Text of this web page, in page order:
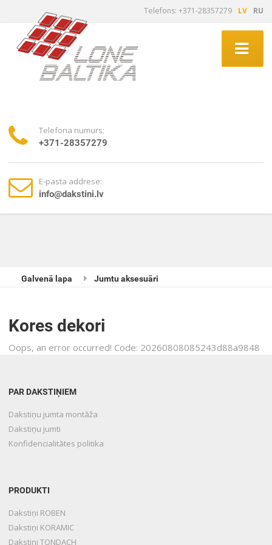
Telefons: +371-28357279 LV RU
Telefona numurs:
+371-28357279
E-pasta addrese:
info@dakstini.lv
Galvenā lapa Jumtu aksesuāri
Kores dekori
Oops, an error occurred! Code: 20260808085243d88a9848
PAR DAKSTIŅIEM
Dakstiņu jumta montāža
Dakstiņu jumti
Konfidencialitātes politika
PRODUKTI
Dakstiņi ROBEN
Dakstiņi KORAMIC
Dakstiņi TONDACH